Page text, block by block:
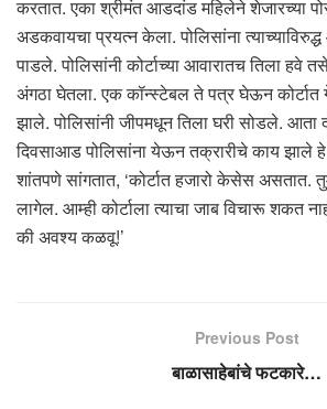
करतात. एका श्रीमंत आडदांड महिलेने शेजारच्या
अडकवायचा प्रयत्न केला. पोलिसांना
पाडले. पोलिसांनी कोर्टाच्या आवारातच तिला हवे
अंगठा घेतला. एक कॉन्स्टेबल ते पत्र घेऊन कोर्टात
झाले. पोलिसांनी जीपमधून तिला घरी सोडले. आता
दिवसाआड पोलिसांना येऊन तक्रारीचे काय झाले हे
शांतपणे सांगतात, ‘कोर्टात हजारो केसेस असतात.
लागेल. आम्ही कोर्टाला त्याचा जाब विचारू शकत
की अवश्य कळवू!’
Previous Post
बाळासाहेबांचे फटकारे…